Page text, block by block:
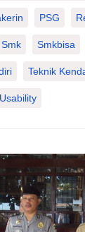
PSG
Smk Smkbisa
Teknik
Usability